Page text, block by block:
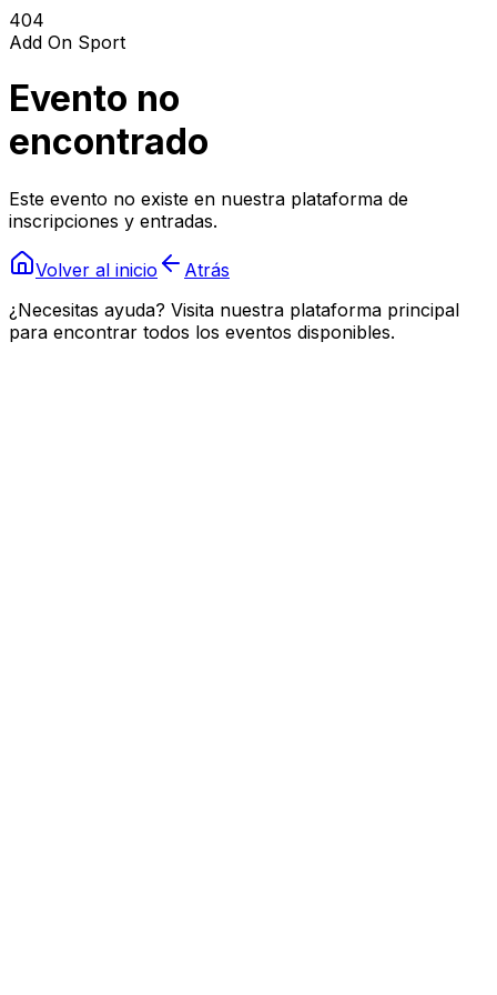
404
Add On Sport
Evento no
encontrado
Este evento no existe en nuestra plataforma de
inscripciones y entradas.
Volver al inicio
Atrás
¿Necesitas ayuda? Visita nuestra plataforma principal
para encontrar todos los eventos disponibles.